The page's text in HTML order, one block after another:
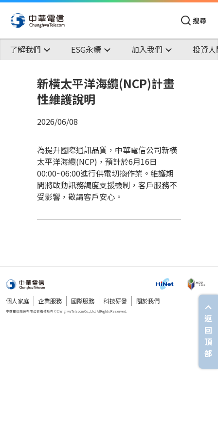
搜尋
了解我們 ESG永續 加入我們 投資
新橫太平洋海纜(NCP)計畫
性維護說明
2026/06/08
為提升國際通訊品質，中華電信公司新橫
太平洋海纜(NCP)，預計於6月16日
00:00~06:00進行供電切換作業。維護期
間將啟動訊務調度支援機制，客戶服務不
受影響，敬請客戶安心。
個人家庭 企業服務 國際服務 科技研發 關於我們
返
回
頂
部